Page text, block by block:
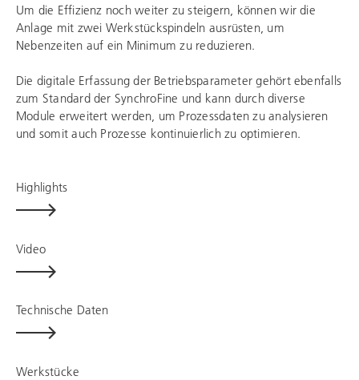
Highlights
Video
Technische Daten
Werkstücke
Um die Effizienz noch weiter zu steigern, können wir die
Anlage mit zwei Werkstückspindeln ausrüsten, um
Nebenzeiten auf ein Minimum zu reduzieren.
Die digitale Erfassung der Betriebsparameter gehört ebenfalls
zum Standard der SynchroFine und kann durch diverse
Module erweitert werden, um Prozessdaten zu analysieren
und somit auch Prozesse kontinuierlich zu optimieren.